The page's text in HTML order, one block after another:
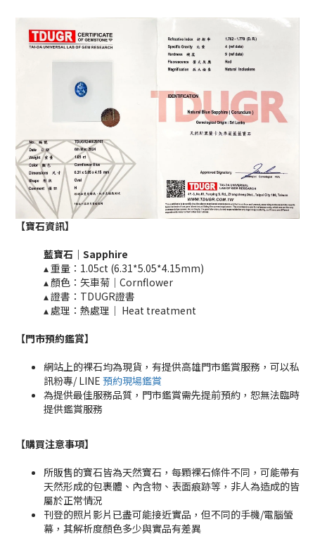
【寶石資訊】
藍寶石｜ Sapphire
▴ 重量：1.05ct (6.31*5.05*4.15mm)​
▴ 顏色：矢車菊｜Cornflower
▴ 證書：TDUGR證書
▴ 處理：熱處理｜ Heat treatment​​
【門市預約鑑賞】
網站上的裸石均為現貨，有提供高雄門市鑑賞服務，可以私
訊粉專/ LINE 預約現場鑑賞
為提供最佳服務品質，門市鑑賞需先提前預約，恕無法臨時
提供鑑賞服務
【購買注意事項】
所販售的寶石皆為天然寶石，每顆裸石條件不同，可能帶有
天然形成的包裹體、內含物、表面痕跡等，非人為造成的皆
屬於正常情況
刊登的照片影片已盡可能接近實品，但不同的手機/電腦螢
幕，其解析度顏色多少與實品有差異